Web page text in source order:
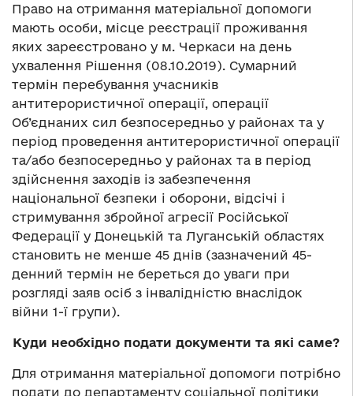
Право на отримання матеріальної допомоги
мають особи, місце реєстрації проживання
яких зареєстровано у м. Черкаси на день
ухвалення Рішення (08.10.2019). Сумарний
термін перебування учасників
антитерористичної операції, операції
Об’єднаних сил безпосередньо у районах та у
період проведення антитерористичної операції
та/або безпосередньо у районах та в період
здійснення заходів із забезпечення
національної безпеки і оборони, відсічі і
стримування збройної агресії Російської
Федерації у Донецькій та Луганській областях
становить не менше 45 днів (зазначений 45-
денний термін не береться до уваги при
розгляді заяв осіб з інвалідністю внаслідок
війни 1-ї групи).
Куди необхідно подати документи та які саме?
Для отримання матеріальної допомоги потрібно
подати до департаменту соціальної політики